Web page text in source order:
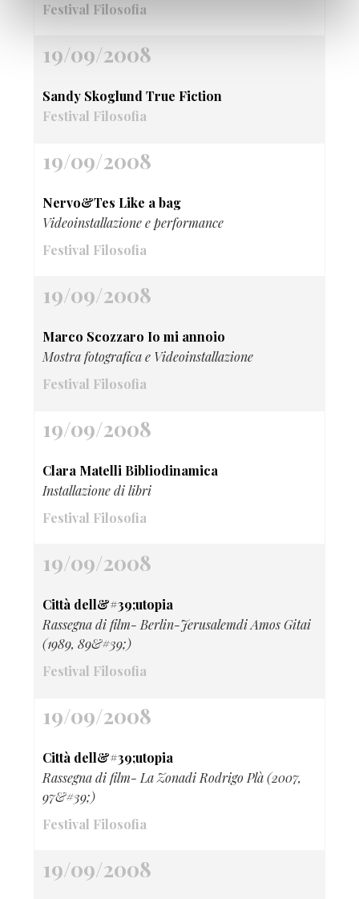
Festival Filosofia
19/09/2008
Sandy Skoglund True Fiction
Festival Filosofia
19/09/2008
Nervo&Tes Like a bag
Videoinstallazione e performance
Festival Filosofia
19/09/2008
Marco Scozzaro Io mi annoio
Mostra fotografica e Videoinstallazione
Festival Filosofia
19/09/2008
Clara Matelli Bibliodinamica
Installazione di libri
Festival Filosofia
19/09/2008
Città dell&#39;utopia
Rassegna di film- Berlin-Jerusalemdi Amos Gitai
(1989, 89&#39;)
Festival Filosofia
19/09/2008
Città dell&#39;utopia
Rassegna di film- La Zonadi Rodrigo Plà (2007,
97&#39;)
Festival Filosofia
19/09/2008